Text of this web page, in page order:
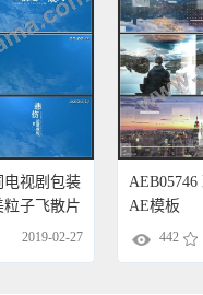
电视剧包装
粒子飞散片
2019-02-27
AE模板
442